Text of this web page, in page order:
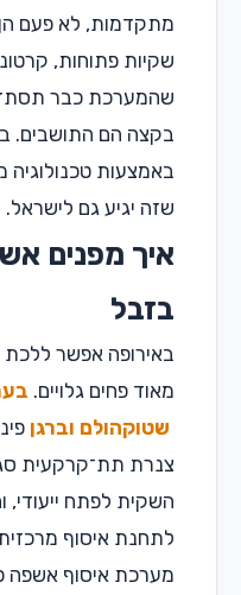
מתקדמות, לא פעם
שקיות פתוחות,
שהמערכת כבר
בקצה הם התושבים.
באמצעות טכנולוגיה
שזה יגיע גם לישראל.
איך מפנים
בזבל
באירופה אפשר ללכת
מאוד פחים גלויים.
שטוקהולם וברגן
צנרת תת־קרקעית
השקית לפתח
לתחנת איסוף
מערכת איסוף אשפה